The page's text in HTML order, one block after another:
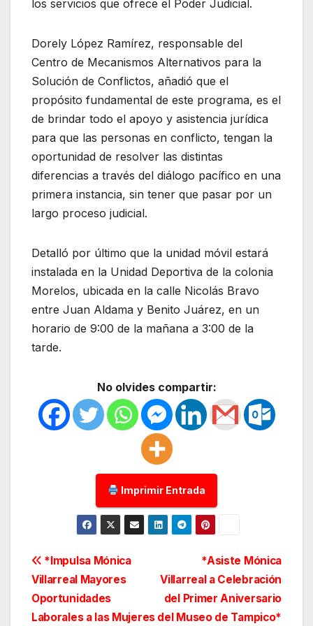
los servicios que ofrece el Poder Judicial.
Dorely López Ramírez, responsable del
Centro de Mecanismos Alternativos para la
Solución de Conflictos, añadió que el
propósito fundamental de este programa, es el
de brindar todo el apoyo y asistencia jurídica
para que las personas en conflicto, tengan la
oportunidad de resolver las distintas
diferencias a través del diálogo pacífico en una
primera instancia, sin tener que pasar por un
largo proceso judicial.
Detalló por último que la unidad móvil estará
instalada en la Unidad Deportiva de la colonia
Morelos, ubicada en la calle Nicolás Bravo
entre Juan Aldama y Benito Juárez, en un
horario de 9:00 de la mañana a 3:00 de la
tarde.
No olvides compartir:
Imprimir Entrada
Navegación
de
*Asiste Mónica
Villarreal a Celebración
del Primer Aniversario
del Museo de Tampico*
*Impulsa Mónica
Villarreal Mayores
Oportunidades
Laborales a las Mujeres